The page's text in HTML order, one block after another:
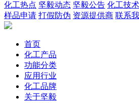
化工热点 坚毅动态 坚毅公告 化工技术
样品申请 打假防伪 资源提供商 联系
首页
化工产品
功能分类
应用行业
化工品牌
关于坚毅